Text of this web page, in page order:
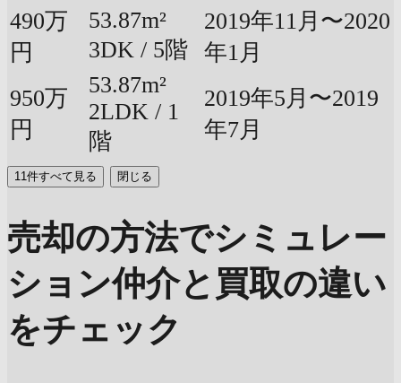
490万
円
53.87m²
3DK / 5階
2019年11月〜2020
年1月
950万
円
53.87m²
2LDK / 1
階
2019年5月〜2019
年7月
11件すべて見る 閉じる
売却の方法でシミュレー
ション仲介と買取の違い
をチェック